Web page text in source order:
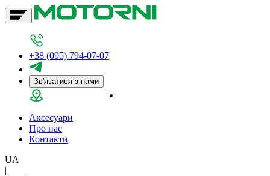
+38 (095) 794-07-07
Зв'язатися з нами
Аксесуари
Про нас
Контакти
UA
|